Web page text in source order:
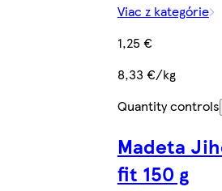
Viac z kategórie
1,25 €
8,33 €/kg
Quantity controls
Madeta
fit 150 g